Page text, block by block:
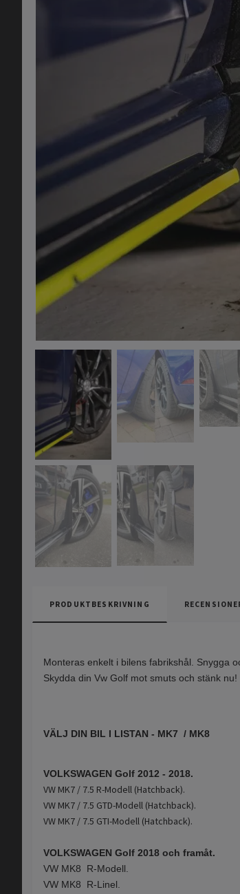
PRODUKTBESKRIVNING
Monteras enkelt i bilens fabrikshål. Snygga
Skydda din Vw Golf mot smuts och stänk nu!
VÄLJ DIN BIL I LISTAN - MK7 / MK8
VOLKSWAGEN Golf 2012 - 2018.
VW MK7 / 7.5 R-Modell (Hatchback).
VW MK7 / 7.5 GTD-Modell (Hatchback).
VW MK7 / 7.5 GTI-Modell (Hatchback).
VOLKSWAGEN Golf 2018 och framåt.
VW MK8 R-Modell.
VW MK8 R-Linel.